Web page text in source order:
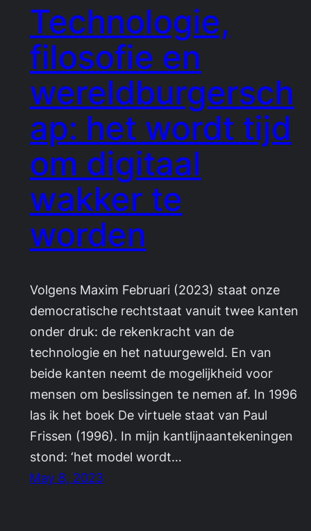
Technologie,
filosofie en
wereldburgersch
ap: het wordt tijd
om digitaal
wakker te
worden
Volgens Maxim Februari (2023) staat onze
democratische rechtstaat vanuit twee kanten
onder druk: de rekenkracht van de
technologie en het natuurgeweld. En van
beide kanten neemt de mogelijkheid voor
mensen om beslissingen te nemen af. In 1996
las ik het boek De virtuele staat van Paul
Frissen (1996). In mijn kantlijnaantekeningen
stond: ‘het model wordt…
May 8, 2023